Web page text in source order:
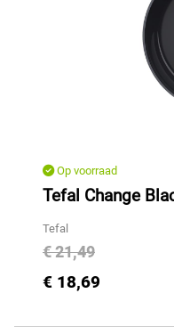
Op voorraad
Tefal Change
Tefal
€ 21,49
€ 18,69